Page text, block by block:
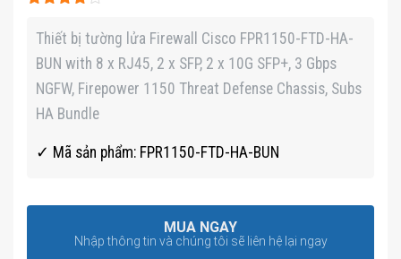
hạng3.9
5 sao
Thiết bị tường lửa Firewall Cisco FPR1150-FTD-HA-
BUN with 8 x RJ45, 2 x SFP, 2 x 10G SFP+, 3 Gbps
NGFW, Firepower 1150 Threat Defense Chassis, Subs
HA Bundle
✓ Mã sản phẩm: FPR1150-FTD-HA-BUN
MUA NGAY
Nhập thông tin và chúng tôi sẽ liên hệ lại ngay